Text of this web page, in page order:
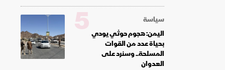
سياسة
اليمن: هجوم حوثي يودي
بحياة عدد من القوات
المسلحة.. وسنرد على
العدوان
5